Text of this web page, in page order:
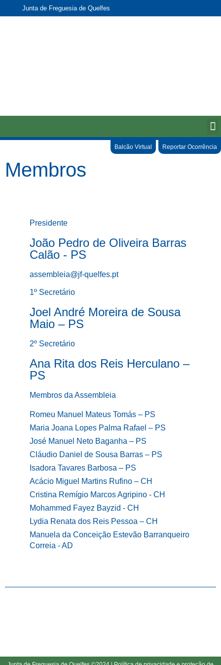
Junta de Freguesia de Quelfes
Balcão Virtual Reportar Ocorrência
Membros
Presidente
João Pedro de Oliveira Barras
Calão - PS
assembleia@jf-quelfes.pt
1º Secretário
Joel André Moreira de Sousa
Maio – PS
2º Secretário
Ana Rita dos Reis Herculano –
PS
Membros da Assembleia
Romeu Manuel Mateus Tomás – PS
Maria Joana Lopes Palma Rafael – PS
José Manuel Neto Baganha – PS
Cláudio Daniel de Sousa Barras – PS
Isadora Tavares Barbosa – PS
Acácio Miguel Martins Rufino – CH
Cristina Remígio Marcos Agripino - CH
Mohammed Fayez Bayzid - CH
Lydia Renata dos Reis Pessoa – CH
Manuela da Conceição Estevão Barranqueiro
Correia - AD